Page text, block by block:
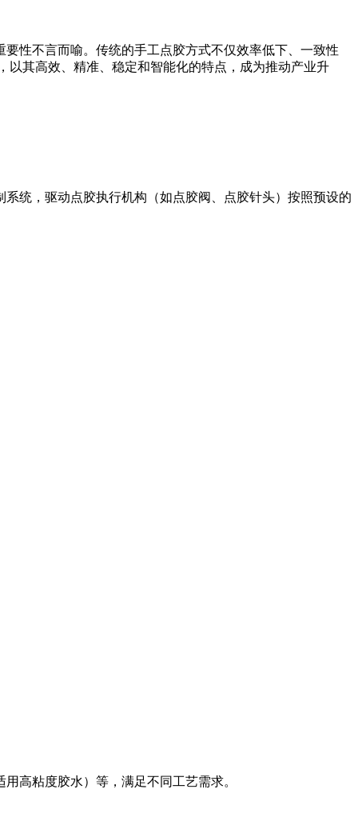
性不言而喻。传统的手工点胶方式不仅效率低下、一致性
以其高效、精准、稳定和智能化的特点，成为推动产业升
统，驱动点胶执行机构（如点胶阀、点胶针头）按照预设的
高粘度胶水）等，满足不同工艺需求。